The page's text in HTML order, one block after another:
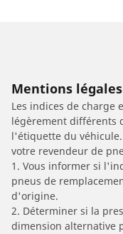
Mentions légales
Les indices de charge
légèrement différents
l'étiquette du
votre revendeur de
1. Vous informer si
pneus de
d'origine.
2. Déterminer si la
dimension alternative